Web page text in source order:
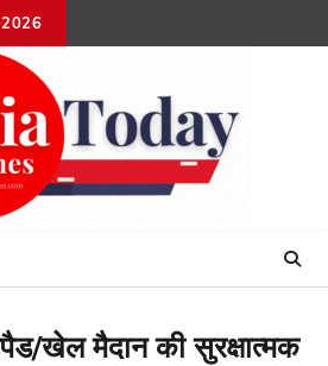
खेल मैदान की सुरक्षात्मक